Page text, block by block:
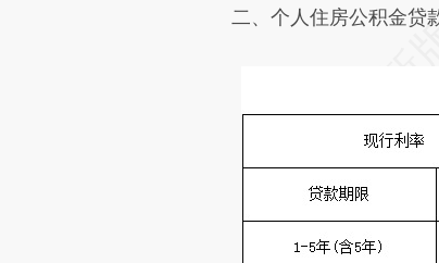
二、个人住房公积金贷款